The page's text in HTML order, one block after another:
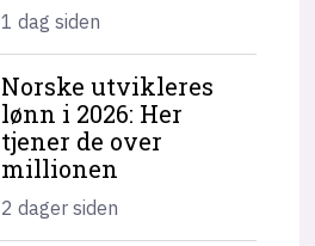
1 dag siden
Norske utvikleres
lønn i 2026: Her
tjener de over
millionen
2 dager siden